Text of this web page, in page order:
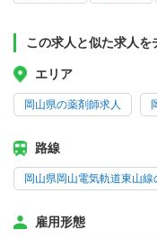
この求人と似た求人を
エリア
岡山県の薬剤師求人
路線
岡山県岡山電気軌道東山線
雇用形態